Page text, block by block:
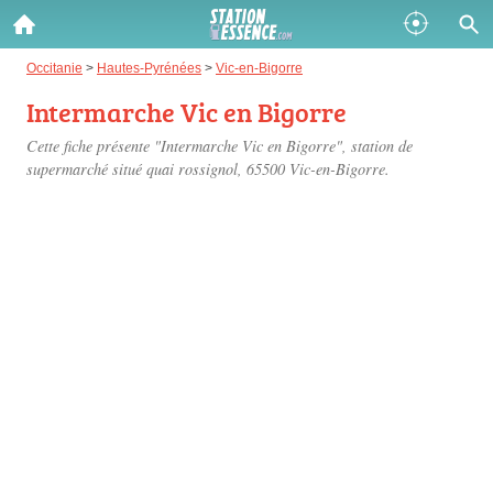
Occitanie > Hautes-Pyrénées > Vic-en-Bigorre
Intermarche Vic en Bigorre
Cette fiche présente "Intermarche Vic en Bigorre", station de
supermarché situé quai rossignol, 65500 Vic-en-Bigorre.
Gazole :
Disponible Épuisé
SP 98 :